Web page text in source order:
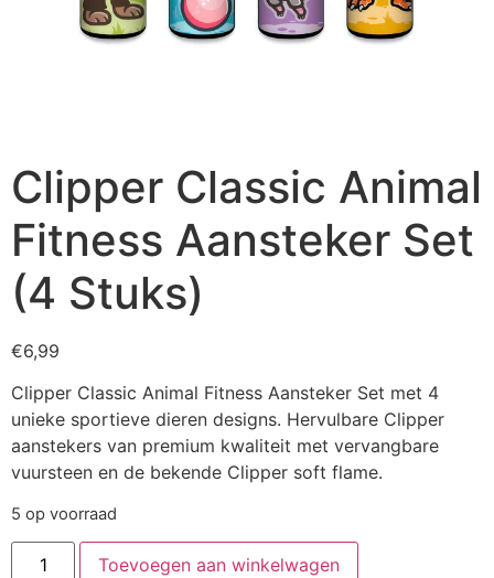
Clipper Classic Animal
Fitness Aansteker Set
(4 Stuks)
€6,99
Clipper Classic Animal Fitness Aansteker Set met 4
unieke sportieve dieren designs. Hervulbare Clipper
aanstekers van premium kwaliteit met vervangbare
vuursteen en de bekende Clipper soft flame.
5 op voorraad
Toevoegen aan winkelwagen